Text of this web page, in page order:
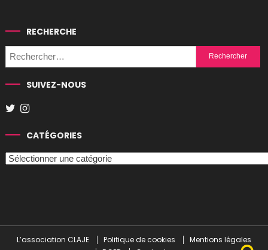
RECHERCHE
Rechercher :
SUIVEZ-NOUS
CATÉGORIES
Catégories
L’association CLAJE Politique de cookies
Mentions légales